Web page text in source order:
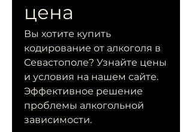
цена
Вы хотите купить
кодирование от алкоголя в
Севастополе? Узнайте цены
и условия на нашем сайте.
Эффективное решение
проблемы алкогольной
зависимости.